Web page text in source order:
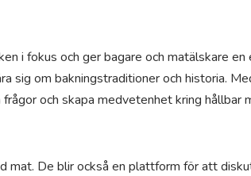
i fokus och ger bagare och matälskare en
sig om bakningstraditioner och historia.
och skapa medvetenhet kring hållbar
mat. De blir också en plattform för att